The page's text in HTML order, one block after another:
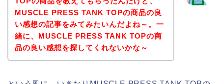
MUSCLE PRESS TANK TOPの商品の良
い感想の記事をみてみたいんだよね～。一
緒に、MUSCLE PRESS TANK TOPの商
品の良い感想を探してくれないかな～